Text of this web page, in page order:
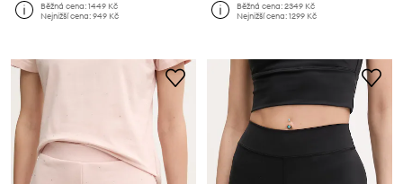
Běžná cena:1449 Kč
Nejnižší cena:949 Kč
Běžná cena:2349 Kč
Nejnižší cena:1299 Kč